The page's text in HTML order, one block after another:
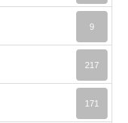
9
217
171